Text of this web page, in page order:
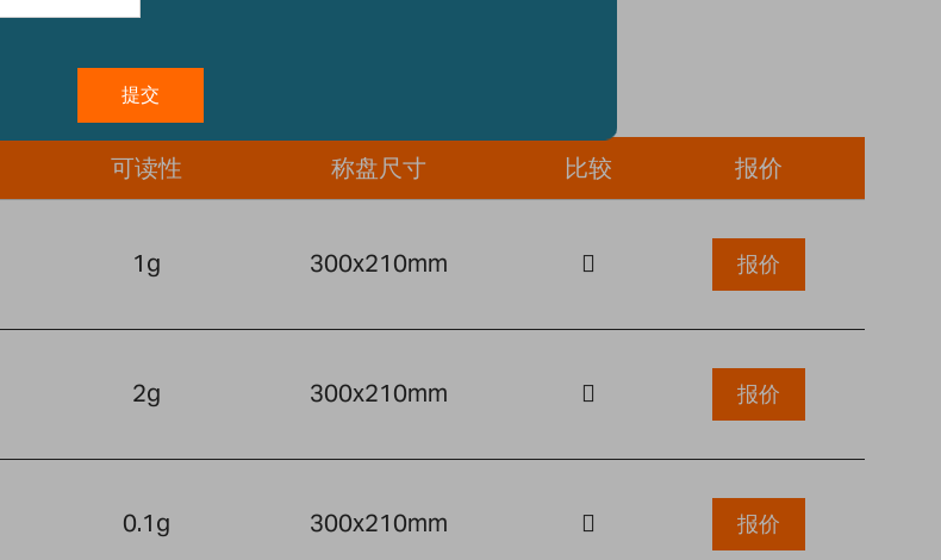
可读性 称盘尺寸 比较 报价
1g 300x210mm 报价
2g 300x210mm 报价
0.1g 300x210mm 报价